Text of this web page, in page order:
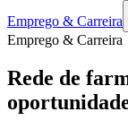
Bairros de Barueri
AldeiaAldeia da
Emprego & Carreira
Emprego & Carreira
Rede de